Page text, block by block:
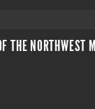
THE NORTHWEST